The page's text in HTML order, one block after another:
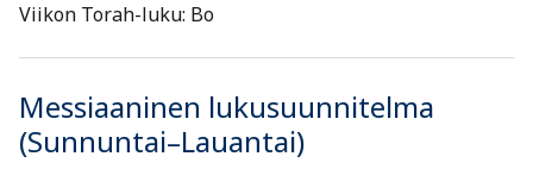
Viikon Torah-luku: Bo
Messiaaninen lukusuunnitelma
(Sunnuntai–Lauantai)